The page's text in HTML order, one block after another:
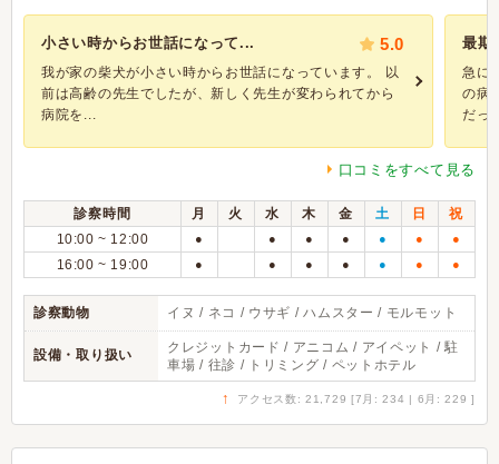
小さい時からお世話になって... 5.0
我が家の柴犬が小さい時からお世話になっています。 以
前は高齢の先生でしたが、新しく先生が変わられてから
病院を...
最期
急に
の病
だっ
口コミをすべて見る
診察時間 月 火 水 木 金 土 日
祝
10:00 ~ 12:00
● ● ● ● ● ● ●
16:00 ~ 19:00 ● ● ● ● ● ● ●
診察動物 イヌ / ネコ / ウサギ / ハムスター / モルモット
設備・取り扱い
クレジットカード / アニコム / アイペット / 駐
車場 / 往診 / トリミング / ペットホテル
↑ アクセス数: 21,729 [7月: 234 | 6月: 229 ]